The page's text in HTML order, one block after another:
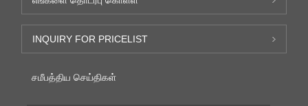
INQUIRY FOR PRICELIST
சமீபத்திய செய்திகள்